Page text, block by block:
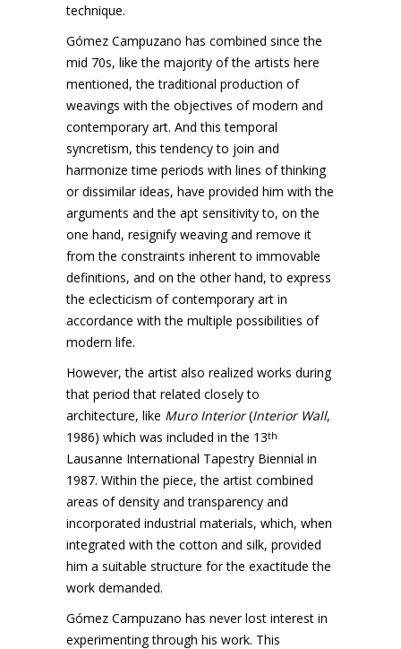
technique.
Gómez Campuzano has combined since the
mid 70s, like the majority of the artists here
mentioned, the traditional production of
weavings with the objectives of modern and
contemporary art. And this temporal
syncretism, this tendency to join and
harmonize time periods with lines of thinking
or dissimilar ideas, have provided him with the
arguments and the apt sensitivity to, on the
one hand, resignify weaving and remove it
from the constraints inherent to immovable
definitions, and on the other hand, to express
the eclecticism of contemporary art in
accordance with the multiple possibilities of
modern life.
However, the artist also realized works during
that period that related closely to
architecture, like Muro Interior(Interior Wall,
1986) which was included in the 13th
Lausanne International Tapestry Biennial in
1987. Within the piece, the artist combined
areas of density and transparency and
incorporated industrial materials, which, when
integrated with the cotton and silk, provided
him a suitable structure for the exactitude the
work demanded.
Gómez Campuzano has never lost interest in
experimenting through his work. This